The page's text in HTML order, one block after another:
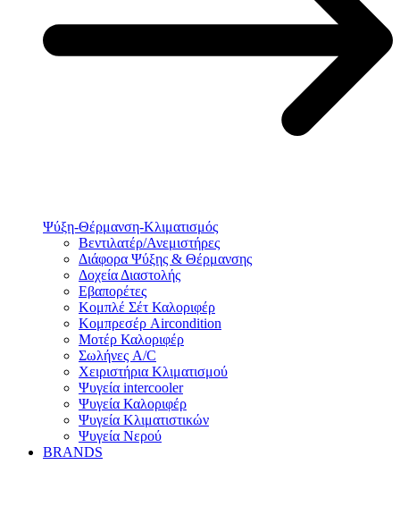
Ψύξη-Θέρμανση-Κλιματισμός
Βεντιλατέρ/Ανεμιστήρες
Διάφορα Ψύξης & Θέρμανσης
Δοχεία Διαστολής
Εβαπορέτες
Κομπλέ Σέτ Καλοριφέρ
Κομπρεσέρ Aircondition
Μοτέρ Καλοριφέρ
Σωλήνες A/C
Χειριστήρια Κλιματισμού
Ψυγεία intercooler
Ψυγεία Καλοριφέρ
Ψυγεία Κλιματιστικών
Ψυγεία Νερού
BRANDS